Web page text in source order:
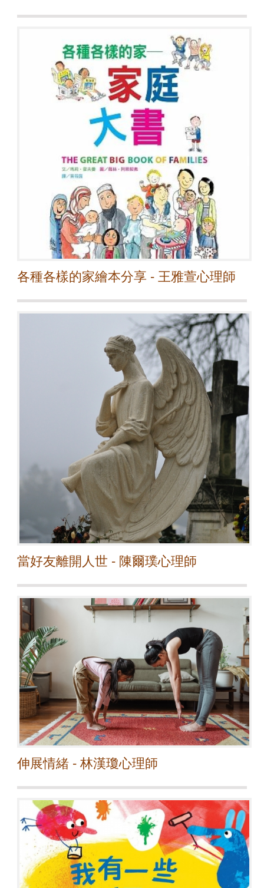
各種各樣的家繪本分享 - 王雅萱心理師
當好友離開人世 - 陳爾璞心理師
伸展情緒 - 林漢瓊心理師